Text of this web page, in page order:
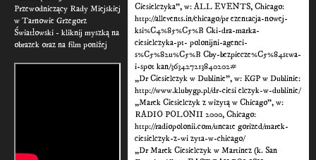
Przewodniczący Rady Miejskiej
w Tarnowie Grzegorz
Światłowski - kliknij myszką na
obrazek oraz na film poniżej
Ciesielczyka”, w: ALL EVENTS, Chicago:
http://allevents.in/chicago/pr ezentacja-nowej-
ksi%C4%85%C5%B Cki-dra-marka-
ciesielczyka-pt- polonijni-agenci-
s%C5%82u%C5%B Cby-bezpiecze%C5%84stwa-
i-spot kan/363427213840202#
„Dr Ciesielczyk w Dublinie”, w: KGP w Dublinie:
http://www.klubygp.pl/dr-ciesi elczyk-w-dublinie/
„Marek Ciesielczyk z wizytą w Chicago”, w:
RADIO POLONII 2000, Chicago:
http://radiopolonii.com/uncate gorized/marek-
ciesielczyk-z-wi zyta-w-chicago/
„Dr Marek Ciesielczyk w Martinez (k. San